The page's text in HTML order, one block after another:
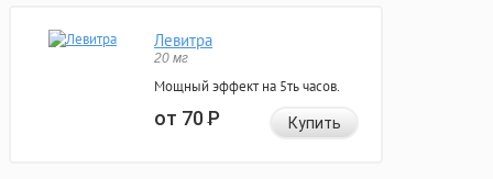
Левитра
20 мг
Мощный эффект на 5ть часов.
от 70Р Купить